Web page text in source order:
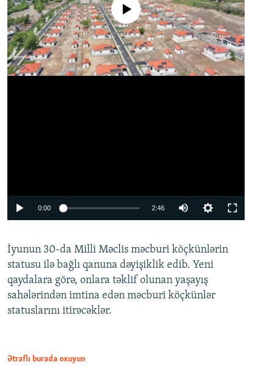
No media source currently available
0:00 2:46
360p
480p
720p
İyunun 30-da Milli Məclis məcburi köçkünlərin
statusu ilə bağlı qanuna dəyişiklik edib. Yeni
qaydalara görə, onlara təklif olunan yaşayış
sahələrindən imtina edən məcburi köçkünlər
statuslarını itirəcəklər.
Ətraflı burada oxuyun